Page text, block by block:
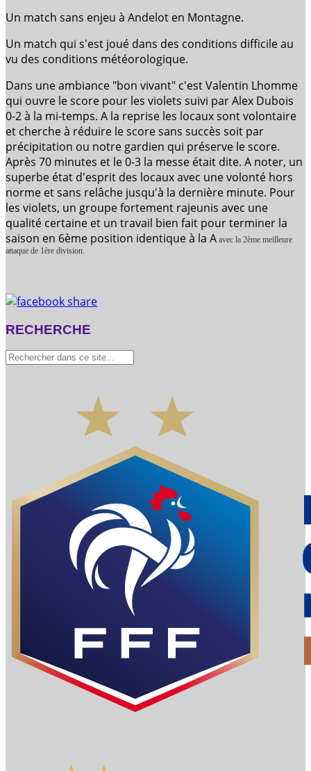
Un match sans enjeu à Andelot en Montagne.
Un match qui s'est joué dans des conditions difficile au
vu des conditions météorologique.
Dans une ambiance "bon vivant" c'est Valentin Lhomme
qui ouvre le score pour les violets suivi par Alex Dubois
0-2 à la mi-temps. A la reprise les locaux sont volontaire
et cherche à réduire le score sans succès soit par
précipitation ou notre gardien qui préserve le score.
Après 70 minutes et le 0-3 la messe était dite. A noter, un
superbe état d'esprit des locaux avec une volonté hors
norme et sans relâche jusqu'à la dernière minute. Pour
les violets, un groupe fortement rajeunis avec une
qualité certaine et un travail bien fait pour terminer la
saison en 6ème position identique à la A avec la 2ème meilleure
attaque de 1ère division.
RECHERCHE